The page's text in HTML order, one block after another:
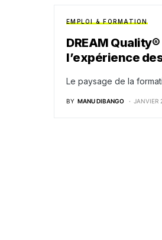
EMPLOI & FORMATION
DREAM
l’expérience
Le paysage de la
BY MANU DIBANGO JANVIER